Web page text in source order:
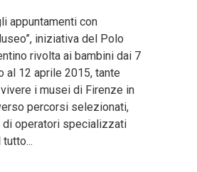
appuntamenti con
iniziativa del Polo
rivolta ai bambini dai 7
al 12 aprile 2015, tante
i musei di Firenze in
percorsi selezionati,
di operatori specializzati